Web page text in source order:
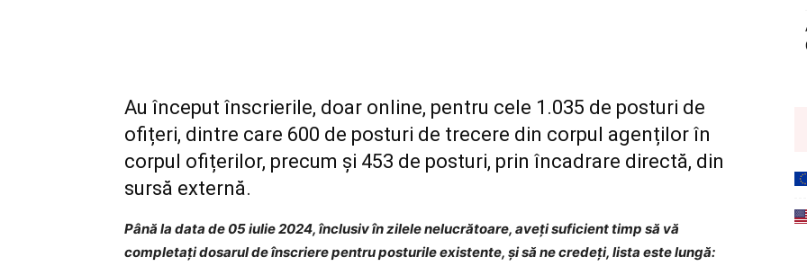
Au început înscrierile, doar online, pentru cele 1.035 de posturi de
ofițeri, dintre care 600 de posturi de trecere din corpul agenților în
corpul ofițerilor, precum și 453 de posturi, prin încadrare directă, din
sursă externă.
Până la data de 05 iulie 2024, înclusiv în zilele nelucrătoare, aveți suficient timp să vă
completați dosarul de înscriere pentru posturile existente, și să ne credeți, lista este lungă: